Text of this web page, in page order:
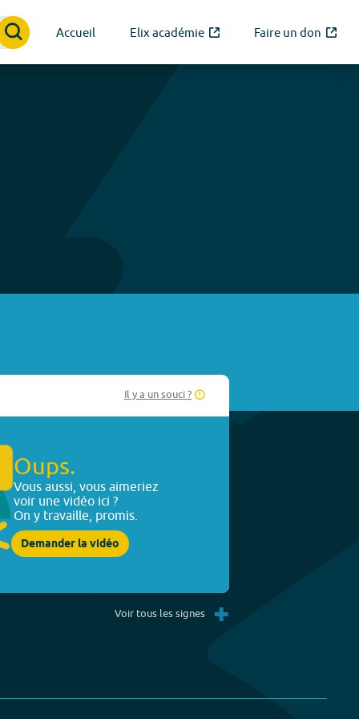
Accueil Elix académie Faire un don
Il y a un souci ?
Oups.
Vous aussi, vous aimeriez
voir une vidéo ici ?
On y travaille, promis.
Demander la vidéo
Voir tous les signes +